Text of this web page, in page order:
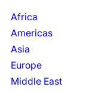
Africa
Americas
Asia
Europe
Middle East